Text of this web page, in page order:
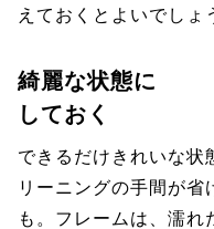
えておくとよいでしょ
綺麗な状態に
しておく
できるだけきれいな状
リーニングの手間が省
も。フレームは、濡れ